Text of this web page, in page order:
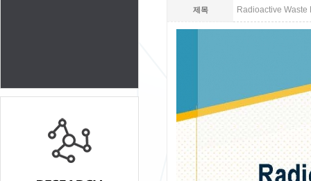
제목 Radioactive